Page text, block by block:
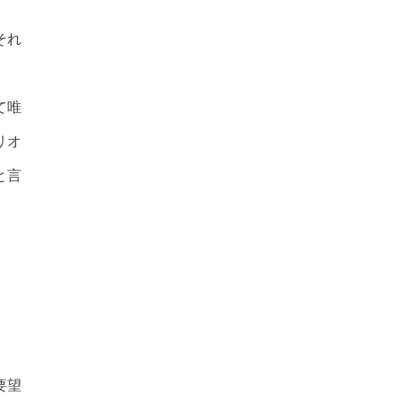
れ
唯
オ
言
望